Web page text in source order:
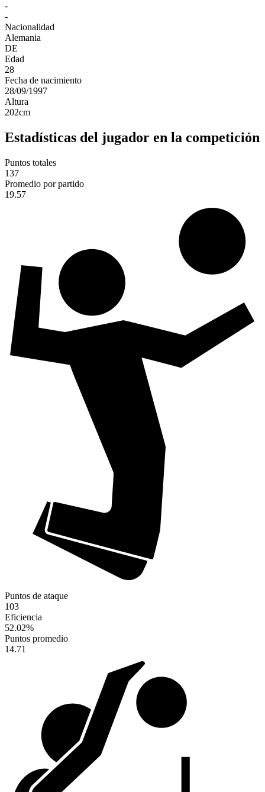
-
-
Nacionalidad
Alemania
DE
Edad
28
Fecha de nacimiento
28/09/1997
Altura
202cm
Estadísticas del jugador en la competición
Puntos totales
137
Promedio por partido
19.57
Puntos de ataque
103
Eficiencia
52.02%
Puntos promedio
14.71